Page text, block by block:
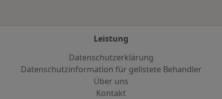
Leistung
Datenschutzerklärung
Datenschutzinformation für gelistete Behandler
Über uns
Kontakt